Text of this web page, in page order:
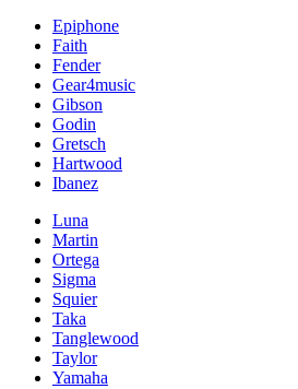
Epiphone
Faith
Fender
Gear4music
Gibson
Godin
Gretsch
Hartwood
Ibanez
Luna
Martin
Ortega
Sigma
Squier
Taka
Tanglewood
Taylor
Yamaha